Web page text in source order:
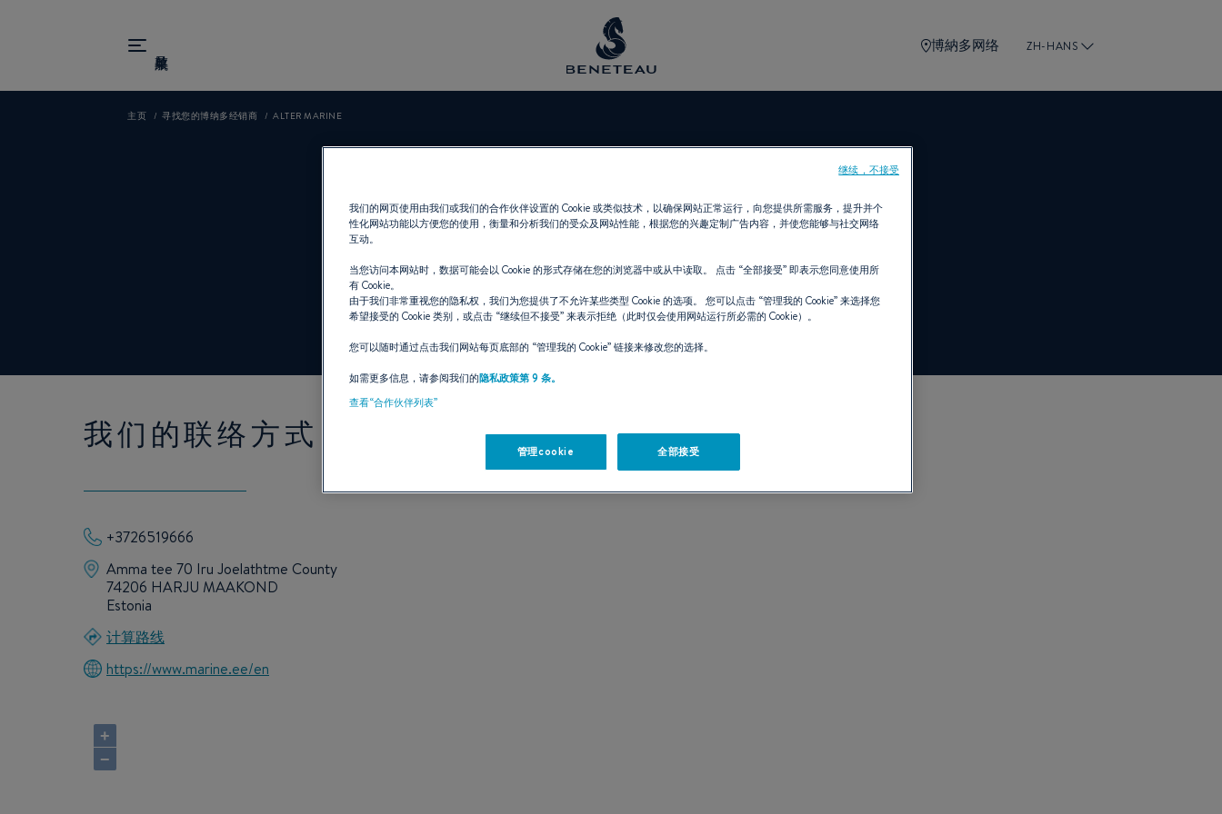
博納多网络 ZH-HANS
主页 寻找您的博纳多经销商 ALTER MARINE
ALTER MARINE
经销商 帆船, 舷内机, 舷外机, 锋仕 为 BENETEAU
我们的联络方式
+3726519666
Amma tee 70 Iru Joelathtme County
74206 HARJU MAAKOND
Estonia
计算路线
https://www.marine.ee/en
+
−
我们的网页使用由我们或我们的合作伙伴设置的 Cookie 或类似技术，以确保网站正常运行，向您提供所需服务，提升并个
性化网站功能以方便您的使用，衡量和分析我们的受众及网站性能，根据您的兴趣定制广告内容，并使您能够与社交网络
互动。
当您访问本网站时，数据可能会以 Cookie 的形式存储在您的浏览器中或从中读取。 点击 “全部接受”即表示您同意使用所
有 Cookie。
由于我们非常重视您的隐私权，我们为您提供了不允许某些类型 Cookie 的选项。 您可以点击 “管理我的 Cookie”来选择您
希望接受的 Cookie 类别，或点击 “继续但不接受”来表示拒绝（此时仅会使用网站运行所必需的 Cookie）。
您可以随时通过点击我们网站每页底部的 “管理我的 Cookie”链接来修改您的选择。
如需更多信息，请参阅我们的隐私政策第 9 条。
查看“合作伙伴列表”
管理cookie 全部接受
继续，不接受